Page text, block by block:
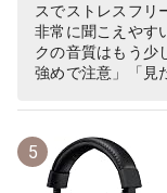
スでストレスフリ
非常に聞こえやす
クの音質はもう少
強めで注意」「見
5